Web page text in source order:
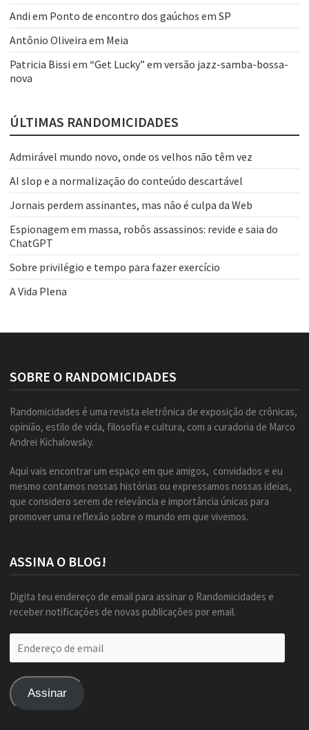
Andi em Ponto de encontro dos gaúchos em SP
Antônio Oliveira em Meia
Patricia Bissi em “Get Lucky” em versão jazz-samba-bossa-
nova
ÚLTIMAS RANDOMICIDADES
Admirável mundo novo, onde os velhos não têm vez
AI slop e a normalização do conteúdo descartável
Jornais perdem assinantes, mas não é culpa da Web
Espionagem em massa, robôs assassinos: revide e saia do
ChatGPT
Sobre privilégio e tempo para fazer exercício
A Vida Plena
SOBRE O RANDOMICIDADES
Randomicidades é uma revista eletrônica de exposição de crônicas,
opinião, estilo de vida, filosofia e cultura, com a curadoria de Marco
Andrei Kichalowsky.
Aqui vais encontrar um espaço em que amigos, convidados e eu
mesmo contamos nossas histórias ou expressamos nossas ideias,
que considero serem de relevância e importância únicas para
promover uma reflexão sobre o mundo em que vivemos.
ASSINA O BLOG!
Digita teu endereço de email para assinar o Randomicidades e
receber notificações de novas publicações por email.
de
Assinar